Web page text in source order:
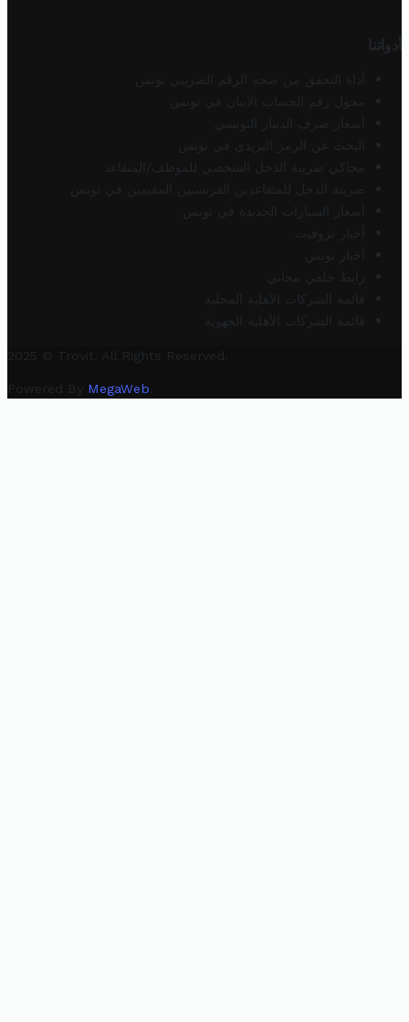
أدواتنا
أداة التحقق من صحة الرقم الضريبي تونس
محول رقم الحساب الآيبان في تونس
أسعار صرف الدينار التونسي
البحث عن الرمز البريدي في تونس
محاكي ضريبة الدخل الشخصي للموظف/المتقاعد
ضريبة الدخل للمتقاعدين الفرنسيين المقيمين في تونس
أسعار السيارات الجديدة في تونس
أخبار تروفيت
أخبار تونس
رابط خلفي مجاني
قائمة الشركات الأهلية المحلية
قائمة الشركات الأهلية الجهوية
2025 © Trovit. All Rights Reserved.
Powered By MegaWeb